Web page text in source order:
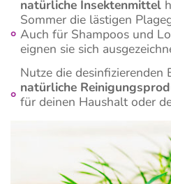
natürliche Insektenmittel
Sommer die lästigen
Auch für Shampoos und
eignen sie sich
Nutze die desinfizierenden
natürliche
für deinen Haushalt oder